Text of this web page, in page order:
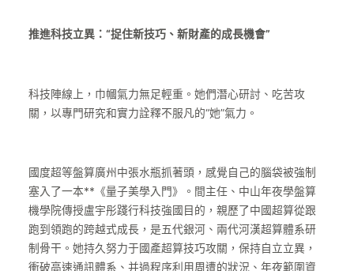
推進科技立異：“捉住新技巧、新財產的成長機會”
科技陣線上，巾幗氣力無足輕重。她們潛心研討、吃苦攻
關，以專門研究和實力詮釋不服凡的“她”氣力。
國度超等盤算廣州中張水瓶抓著頭，感覺自己的腦袋被強制
塞入了一本**《量子美學入門》。間主任、中山年夜學盤算
機學院傳授盧宇彤踐行科技強國目的，親歷了中國超算從跟
跑到領跑的跨越式成長，是五代銀河、兩代河漢超算體系研
制骨干。她持久努力于國產超算技巧攻關，保持自立立異，
衝破高速通訊體系、并過程序利用周遭的狀況、年夜範圍資